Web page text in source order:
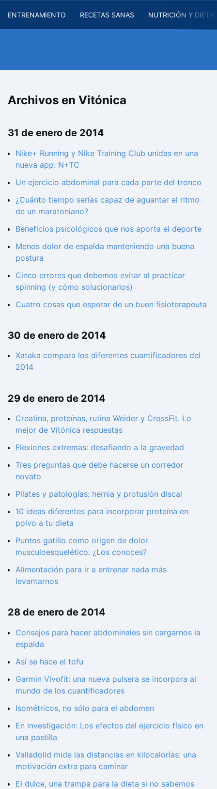
ENTRENAMIENTO RECETAS SANAS NUTRICIÓN Y
Archivos en Vitónica
31 de enero de 2014
Nike+ Running y Nike Training Club unidas en una
nueva app: N+TC
Un ejercicio abdominal para cada parte del tronco
¿Cuánto tiempo serías capaz de aguantar el ritmo
de un maratoniano?
Beneficios psicológicos que nos aporta el deporte
Menos dolor de espalda manteniendo una buena
postura
Cinco errores que debemos evitar al practicar
spinning (y cómo solucionarlos)
Cuatro cosas que esperar de un buen fisioterapeuta
30 de enero de 2014
Xataka compara los diferentes cuantificadores del
2014
29 de enero de 2014
Creatina, proteínas, rutina Weider y CrossFit. Lo
mejor de Vitónica respuestas
Flexiones extremas: desafiando a la gravedad
Tres preguntas que debe hacerse un corredor
novato
Pilates y patologías: hernia y protusión discal
10 ideas diferentes para incorporar proteína en
polvo a tu dieta
Puntos gatillo como origen de dolor
musculoesquelético. ¿Los conoces?
Alimentación para ir a entrenar nada más
levantarnos
28 de enero de 2014
Consejos para hacer abdominales sin cargarnos la
espalda
Así se hace el tofu
Garmin Vívofit: una nueva pulsera se incorpora al
mundo de los cuantificadores
Isométricos, no sólo para el abdomen
En investigación: Los efectos del ejercicio físico en
una pastilla
Valladolid mide las distancias en kilocalorías: una
motivación extra para caminar
El dulce, una trampa para la dieta si no sabemos